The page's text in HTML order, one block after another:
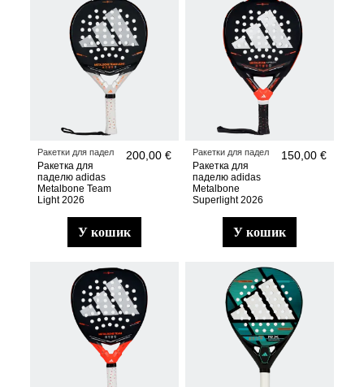
Ракетки для падел
Ракетка для
паделю adidas
Metalbone Team
Light 2026
200,00 €
у кошик
Ракетки для падел
Ракетка для
паделю adidas
Metalbone
Superlight 2026
150,00 €
у кошик